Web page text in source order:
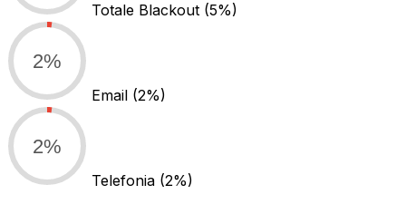
Totale Blackout (5%)
2%
Email (2%)
2%
Telefonia (2%)